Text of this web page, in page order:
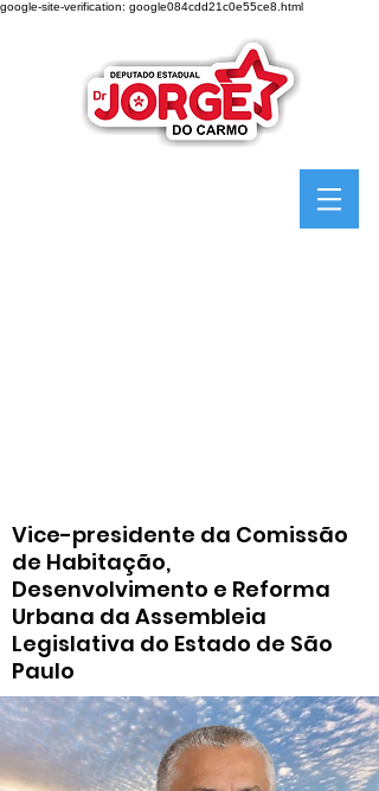
google-site-verification: google084cdd21c0e55ce8.html
Vice-presidente da Comissão
de Habitação,
Desenvolvimento e Reforma
Urbana da Assembleia
Legislativa do Estado de São
Paulo